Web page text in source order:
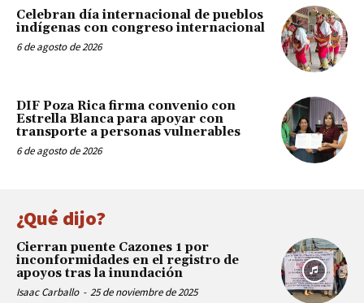
Celebran día internacional de pueblos
indígenas con congreso internacional
6 de agosto de 2026
DIF Poza Rica firma convenio con
Estrella Blanca para apoyar con
transporte a personas vulnerables
6 de agosto de 2026
¿Qué dijo?
Cierran puente Cazones 1 por
inconformidades en el registro de
apoyos tras la inundación
Isaac Carballo - 25 de noviembre de 2025